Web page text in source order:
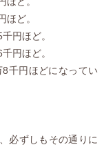
ど。
円ほど。
円ほど。
千円ほどになってい
必ずしもその通りに